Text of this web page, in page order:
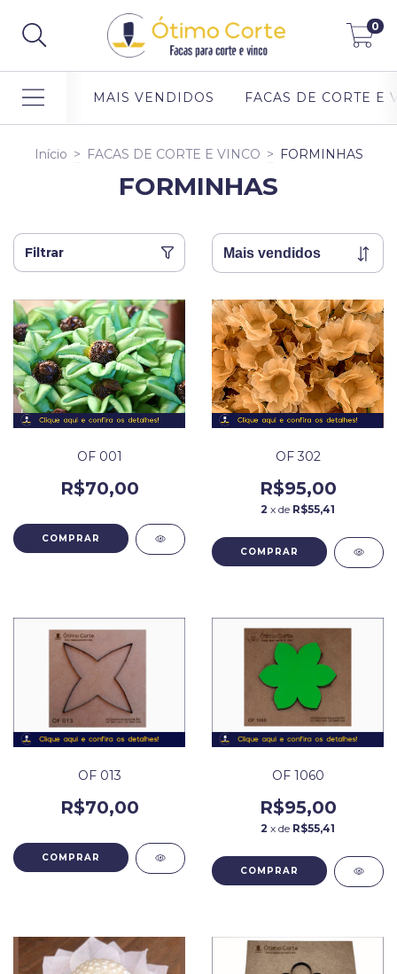
0
MAIS VENDIDOS FACAS DE CORTE E
Início > FACAS DE CORTE E VINCO > FORMINHAS
FORMINHAS
Filtrar
OF 001
R$70,00
COMPRAR
OF 302
R$95,00
2 x de R$55,41
OF 013
R$70,00
OF 1060
R$95,00
2 x de R$55,41